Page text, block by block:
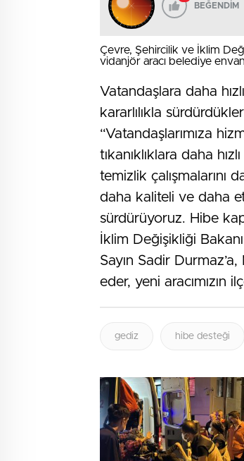
BEĞENDİM
Çevre, Şehircilik ve İklim
vidanjör aracı belediye
Vatandaşlara daha
kararlılıkla
“Vatandaşlarımıza
tıkanıklıklara daha
temizlik çalışmalarını
daha kaliteli ve daha
sürdürüyoruz. Hibe
İklim Değişikliği
Sayın Sadir
eder, yeni aracımızın
gediz hibe desteği